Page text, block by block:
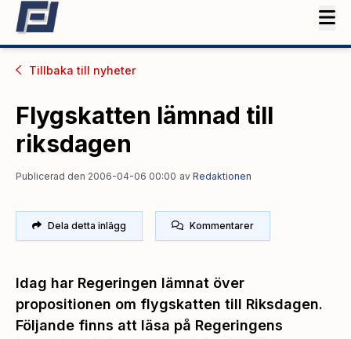
Tillbaka till nyheter
Flygskatten lämnad till
riksdagen
Publicerad den 2006-04-06 00:00 av Redaktionen
Dela detta inlägg Kommentarer
Idag har Regeringen lämnat över
propositionen om flygskatten till Riksdagen.
Följande finns att läsa på Regeringens